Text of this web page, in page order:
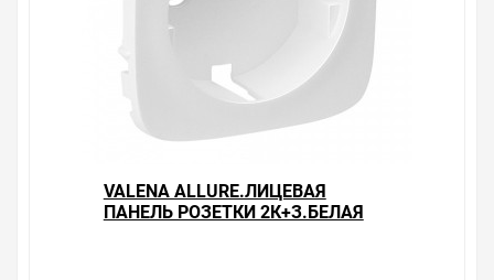
VALENA ALLURE.ЛИЦЕВАЯ
ПАНЕЛЬ РОЗЕТКИ 2К+З.БЕЛАЯ